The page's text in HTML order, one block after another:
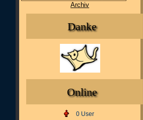
Archiv
Danke
Online
0 User